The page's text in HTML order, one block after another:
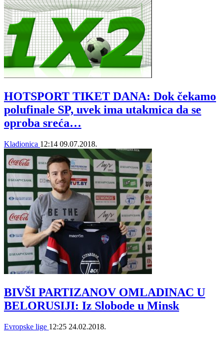
HOTSPORT TIKET DANA: Dok čekamo
polufinale SP, uvek ima utakmica da se
oproba sreća…
Kladionica 12:14 09.07.2018.
BIVŠI PARTIZANOV OMLADINAC U
BELORUSIJI: Iz Slobode u Minsk
Evropske lige 12:25 24.02.2018.